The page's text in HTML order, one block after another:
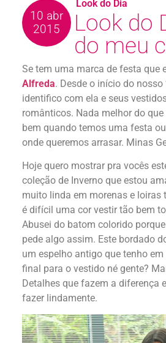
10 abr
2015
Look do
do meu
Se tem uma marca de festa que
Alfreda. Desde o início do nosso
identifico com ela e seus
românticos. Nada melhor do
bem quando temos uma festa
onde queremos arrasar. Minas
Hoje quero mostrar pra vocês
coleção de Inverno que estou
muito linda em morenas e loiras
é difícil uma cor vestir tão bem
Abusei do batom colorido
pede algo assim. Este bordado
um espelho antigo que tenho
final para o vestido né gente?
Detalhes que fazem a diferença
fazer lindamente.
Look do Dia